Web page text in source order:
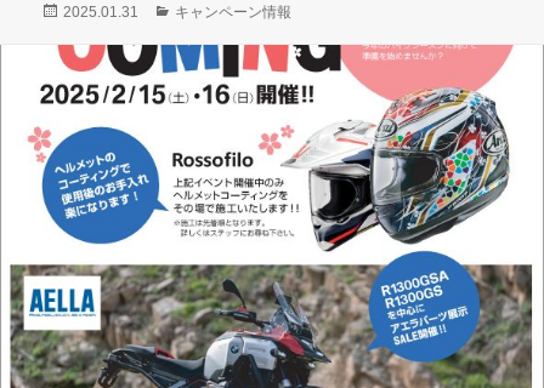
投
日:
2025.01.31
カ
ゴ
リ
ー
キャンペーン情報